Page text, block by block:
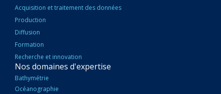
Acquisition et traitement des données
Production
Diffusion
Formation
Recherche et innovation
Nos domaines d'expertise
Bathymétrie
Océanographie